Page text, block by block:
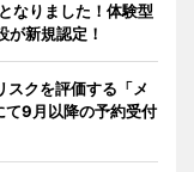
なりました！体験型
新規認定！
スクを評価する「メ
て9月以降の予約受付